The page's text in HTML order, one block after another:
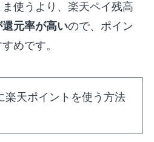
使うより、楽天ペイ残高
元率が高いので、ポイン
めです。
楽天ポイントを使う方法